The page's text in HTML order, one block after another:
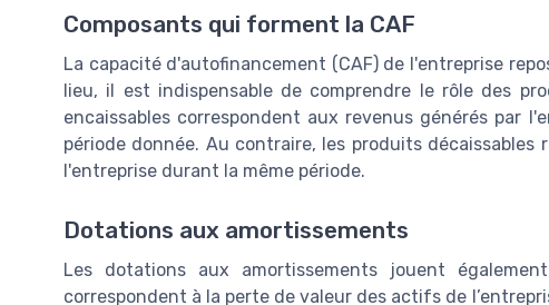
Composants qui forment la CAF
La capacité d'autofinancement (CAF) de l'entreprise
lieu, il est indispensable de comprendre le rôle des
encaissables correspondent aux revenus générés par
période donnée. Au contraire, les produits
l'entreprise durant la même période.
Dotations aux amortissements
Les dotations aux amortissements jouent
correspondent à la perte de valeur des actifs de